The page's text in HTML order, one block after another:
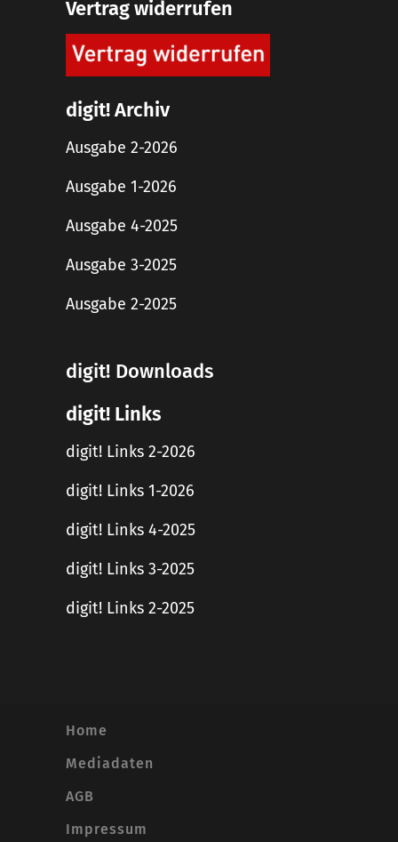
Vertrag widerrufen
digit! Archiv
Ausgabe 2-2026
Ausgabe 1-2026
Ausgabe 4-2025
Ausgabe 3-2025
Ausgabe 2-2025
digit! Downloads
digit! Links
digit! Links 2-2026
digit! Links 1-2026
digit! Links 4-2025
digit! Links 3-2025
digit! Links 2-2025
Home
Mediadaten
AGB
Impressum